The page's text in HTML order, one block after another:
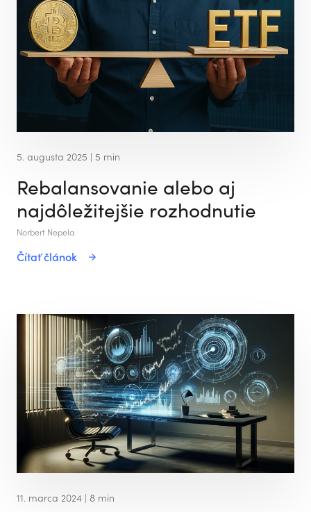
5. augusta 2025 | 5 min
Rebalansovanie alebo aj
najdôležitejšie rozhodnutie
Norbert Nepela
Čítať článok
11. marca 2024 | 8 min